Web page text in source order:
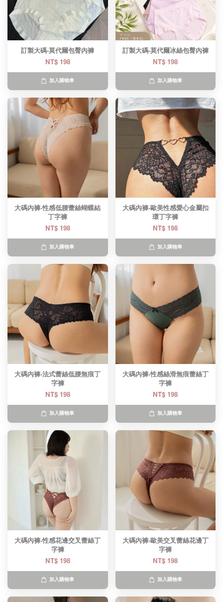
訂製大碼-莫代爾包臀內褲
NT$ 198
加入購物車
訂製大碼-莫代爾冰絲包臀內褲
NT$ 198
加入購物車
大碼內褲-性感低腰蕾絲蝴蝶結
丁字褲
NT$ 198
加入購物車
大碼內褲-歐美性感愛心金屬扣
環丁字褲
NT$ 198
加入購物車
大碼內褲-法式蕾絲低腰無痕丁
字褲
NT$ 198
加入購物車
大碼內褲-性感絲滑無痕蕾絲丁
字褲
NT$ 198
加入購物車
大碼內褲-性感花邊交叉蕾絲丁
字褲
NT$ 198
加入購物車
大碼內褲-歐美交叉蕾絲花邊丁
字褲
NT$ 198
加入購物車